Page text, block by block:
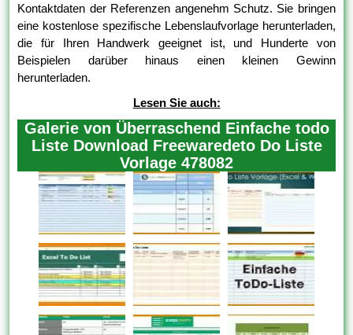
Kontaktdaten der Referenzen angenehm Schutz. Sie bringen
eine kostenlose spezifische Lebenslaufvorlage herunterladen,
die für Ihren Handwerk geeignet ist, und Hunderte von
Beispielen darüber hinaus einen kleinen Gewinn
herunterladen.
Lesen Sie auch:
Galerie von Überraschend Einfache todo
Liste Download Freewaredeto Do Liste
Vorlage 478082